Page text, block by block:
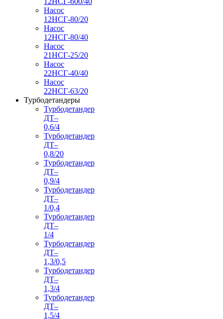
Насос
12НСГ-80/20
Насос
12НСГ-80/40
Насос
21НСГ-25/20
Насос
22НСГ-40/40
Насос
22НСГ-63/20
Турбодетандеры
Турбодетандер
ДТ–
0,6/4
Турбодетандер
ДТ–
0,8/20
Турбодетандер
ДТ–
0,9/4
Турбодетандер
ДТ–
1/0,4
Турбодетандер
ДТ–
1/4
Турбодетандер
ДТ–
1,3/0,5
Турбодетандер
ДТ–
1,3/4
Турбодетандер
ДТ–
1,5/4